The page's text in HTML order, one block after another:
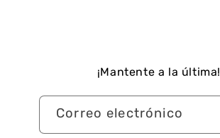
¡Mantente a la última!
Correo electrónico